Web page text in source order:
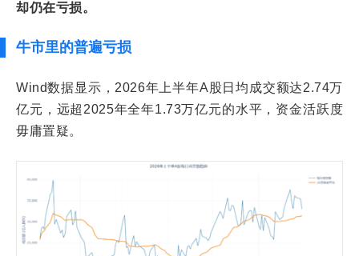
却仍在亏损。
牛市里的普遍亏损
Wind数据显示，2026年上半年A股日均成交额达2.74万
亿元，远超2025年全年1.73万亿元的水平，资金活跃度
毋庸置疑。